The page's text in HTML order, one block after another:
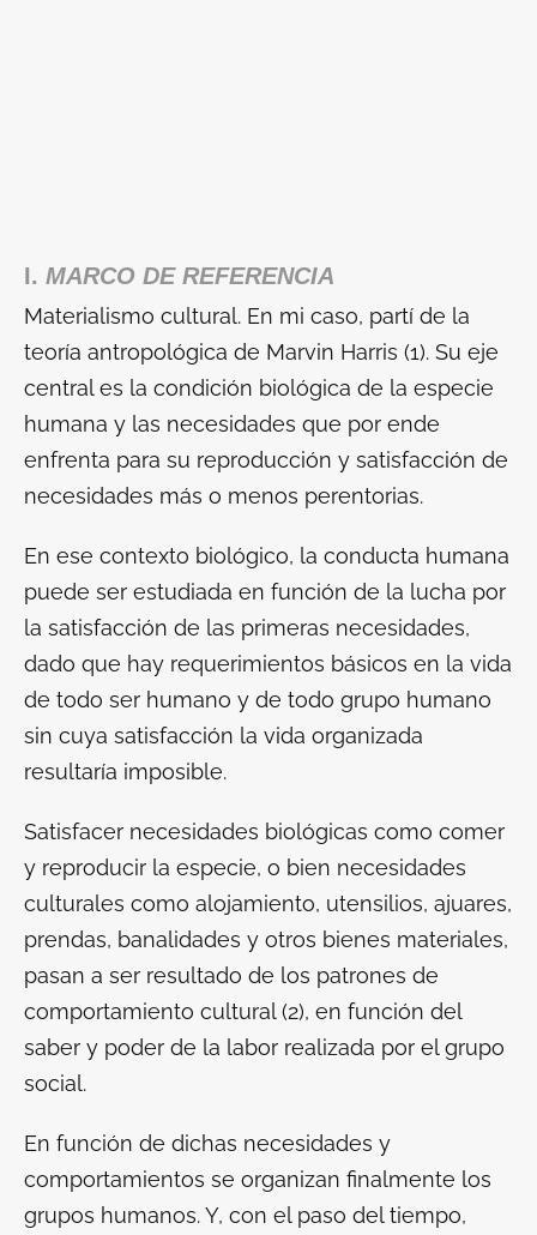
I. MARCO DE REFERENCIA
Materialismo cultural. En mi caso, partí de la
teoría antropológica de Marvin Harris (1). Su eje
central es la condición biológica de la especie
humana y las necesidades que por ende
enfrenta para su reproducción y satisfacción de
necesidades más o menos perentorias.
En ese contexto biológico, la conducta humana
puede ser estudiada en función de la lucha por
la satisfacción de las primeras necesidades,
dado que hay requerimientos básicos en la vida
de todo ser humano y de todo grupo humano
sin cuya satisfacción la vida organizada
resultaría imposible.
Satisfacer necesidades biológicas como comer
y reproducir la especie, o bien necesidades
culturales como alojamiento, utensilios, ajuares,
prendas, banalidades y otros bienes materiales,
pasan a ser resultado de los patrones de
comportamiento cultural (2), en función del
saber y poder de la labor realizada por el grupo
social.
En función de dichas necesidades y
comportamientos se organizan finalmente los
grupos humanos. Y, con el paso del tiempo,